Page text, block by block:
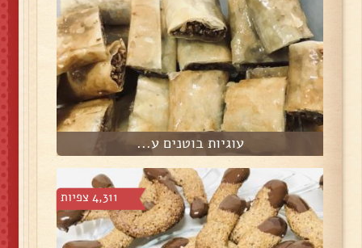
עוגיות בוטנים ע...
4,311 צפיות